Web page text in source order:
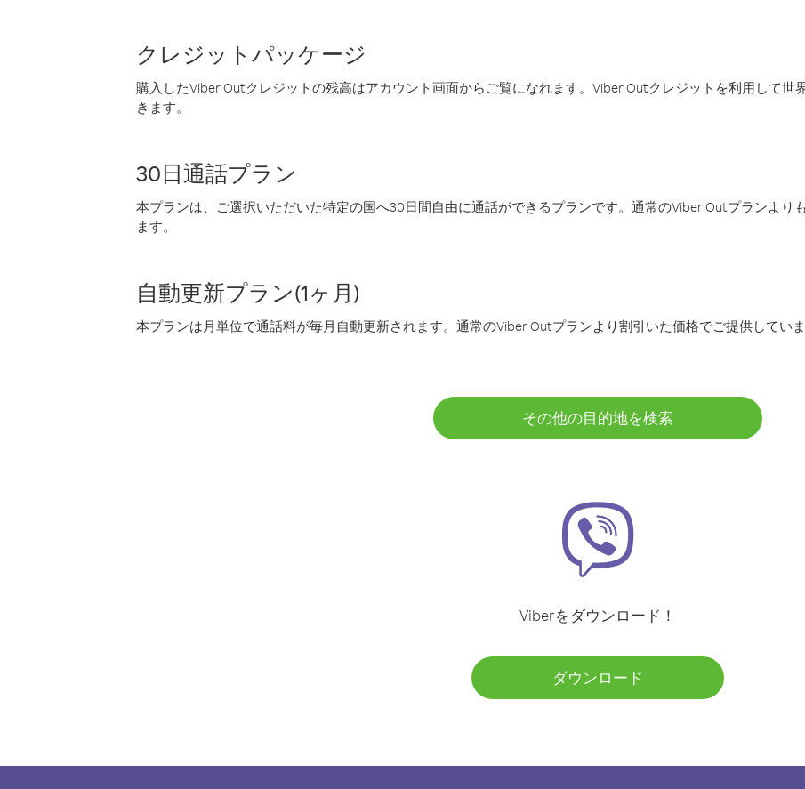
クレジットパッケージ
購入したViber Outクレジットの残高はアカウント画面からご覧になれます。Viber Outクレジットを利用して世
きます。
30日通話プラン
本プランは、ご選択いただいた特定の国へ30日間自由に通話ができるプランです。通常のViber Outプランより
ます。
自動更新プラン(1ヶ月)
本プランは月単位で通話料が毎月自動更新されます。通常のViber Outプランより割引いた価格でご提供していま
その他の目的地を検索
Viberをダウンロード！
ダウンロード